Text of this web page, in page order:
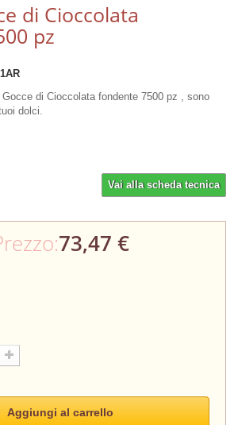
di Cioccolata
pz
di Cioccolata fondente 7500 pz , sono
dolci.
Vai alla scheda tecnica
73,47 €
Aggiungi al carrello